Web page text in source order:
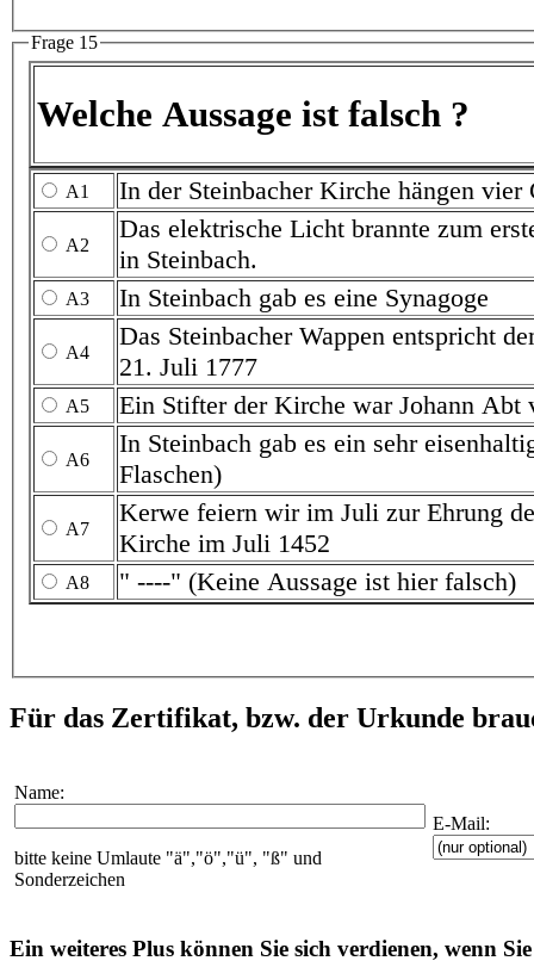
Frage 15
Welche Aussage ist falsch ?
A1 In der Steinbacher Kirche hängen vier
A2
Das elektrische Licht brannte zum
in Steinbach.
A3 In Steinbach gab es eine Synagoge
A4
Das Steinbacher Wappen entspricht
21. Juli 1777
A5 Ein Stifter der Kirche war Johann Abt
A6
In Steinbach gab es ein sehr eisenhaltiges
Flaschen)
A7
Kerwe feiern wir im Juli zur Ehrung
Kirche im Juli 1452
A8 " ----" (Keine Aussage ist hier falsch)
Für das Zertifikat, bzw. der Urkunde
Name:
bitte keine Umlaute "ä","ö","ü", "ß" und
Sonderzeichen
E-Mail:
Ein weiteres Plus können Sie sich verdienen, wenn